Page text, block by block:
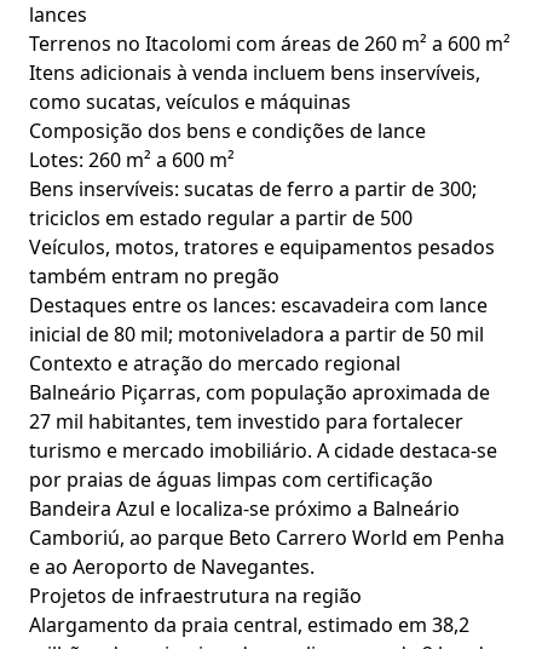
lances
Terrenos no Itacolomi com áreas de 260 m² a 600 m²
Itens adicionais à venda incluem bens inservíveis,
como sucatas, veículos e máquinas
Composição dos bens e condições de lance
Lotes: 260 m² a 600 m²
Bens inservíveis: sucatas de ferro a partir de 300;
triciclos em estado regular a partir de 500
Veículos, motos, tratores e equipamentos pesados
também entram no pregão
Destaques entre os lances: escavadeira com lance
inicial de 80 mil; motoniveladora a partir de 50 mil
Contexto e atração do mercado regional
Balneário Piçarras, com população aproximada de
27 mil habitantes, tem investido para fortalecer
turismo e mercado imobiliário. A cidade destaca-se
por praias de águas limpas com certificação
Bandeira Azul e localiza-se próximo a Balneário
Camboriú, ao parque Beto Carrero World em Penha
e ao Aeroporto de Navegantes.
Projetos de infraestrutura na região
Alargamento da praia central, estimado em 38,2